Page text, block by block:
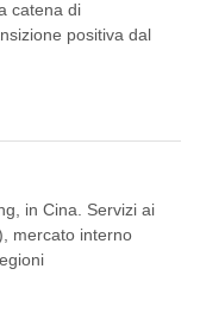
catena di
positiva dal
in Cina. Servizi ai
mercato interno